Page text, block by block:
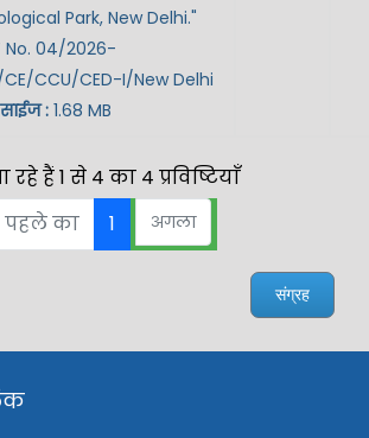
Park, New Delhi."
No. 04/2026-
CCU/CED-I/New Delhi
साईज :1.68 MB
रहे हैं 1 से 4 का 4 प्रविष्टियाँ
पहले का
1 अगला
संग्रह